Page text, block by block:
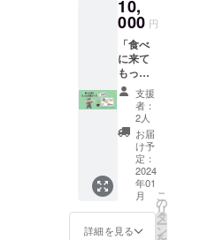
②③ポ
スト
カード
に、
キッチ
ンカー
(4's)Ba
seにて
使用で
きる
ホット
サンド
交換券
(シング
ルサイ
ソフト
ソフト
ドリン
ク交換
券×５
詳細 ①
感謝の
気持ち
を代表
者（絢
翔また
は慎）
が直筆
でポス
トカー
ドに書
きお送
り致し
い！と
いう
方、よ
ろしく
お願い
しま
す。 ①
お礼
メッ
セージ
入りポ
スト
カード
②手作
りグッ
ズ「パ
ラコー
10,
000 円
「食べ
に来て
もっと
応援
コー
ス」
(4’s)Ba
seを食
べに来
て、直
接もっ
と応援
した
い！と
支援
者：
2人
お届
け予
定：
2024
年01
月
詳細を見る
こ
の
リ
タ
ー
ン